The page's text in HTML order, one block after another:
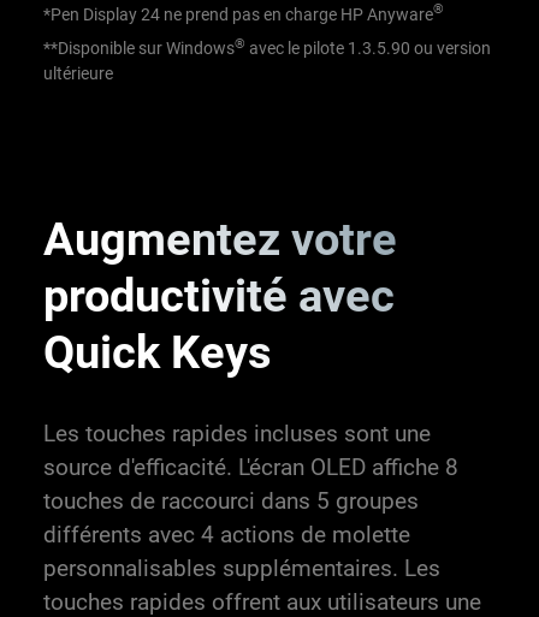
*Pen Display 24 ne prend pas en charge HP Anyware®
**Disponible sur Windows® avec le pilote 1.3.5.90 ou version
ultérieure
Augmentez votre
productivité avec
Quick Keys
Les touches rapides incluses sont une
source d'efficacité. L'écran OLED affiche 8
touches de raccourci dans 5 groupes
différents avec 4 actions de molette
personnalisables supplémentaires. Les
touches rapides offrent aux utilisateurs une